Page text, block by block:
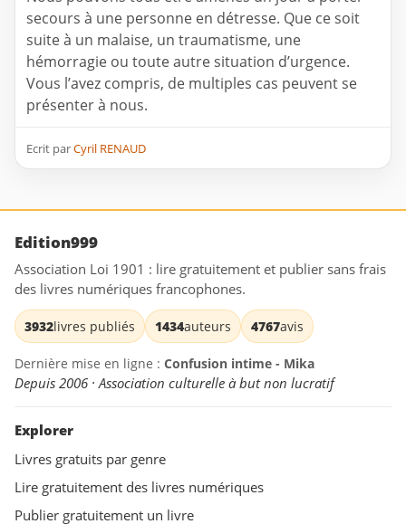
secours à une personne en détresse. Que ce soit
suite à un malaise, un traumatisme, une
hémorragie ou toute autre situation d’urgence.
Vous l’avez compris, de multiples cas peuvent se
présenter à nous.
Ecrit parCyril RENAUD
Edition999
Association Loi 1901 : lire gratuitement et publier sans frais
des livres numériques francophones.
3932livres publiés 1434auteurs 4767avis
Dernière mise en ligne : Confusion intime - Mika
Depuis 2006 · Association culturelle à but non lucratif
Explorer
Livres gratuits par genre
Lire gratuitement des livres numériques
Publier gratuitement un livre